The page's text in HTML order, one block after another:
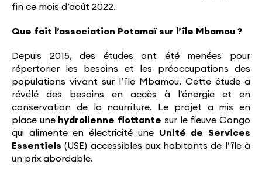
fin ce mois d’août 2022.
Que fait l’association Potamaï sur l’île Mbamou ?
Depuis 2015, des études ont été menées pour
répertorier les besoins et les préoccupations des
populations vivant sur l’île Mbamou. Cette étude a
révélé des besoins en accès à l’énergie et en
conservation de la nourriture. Le projet a mis en
place une hydrolienne flottante sur le fleuve Congo
qui alimente en électricité une Unité de Services
Essentiels (USE) accessibles aux habitants de l’île à
un prix abordable.